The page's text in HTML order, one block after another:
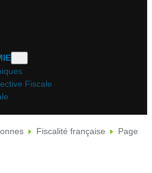
Fiscale
Fiscalité française
Page